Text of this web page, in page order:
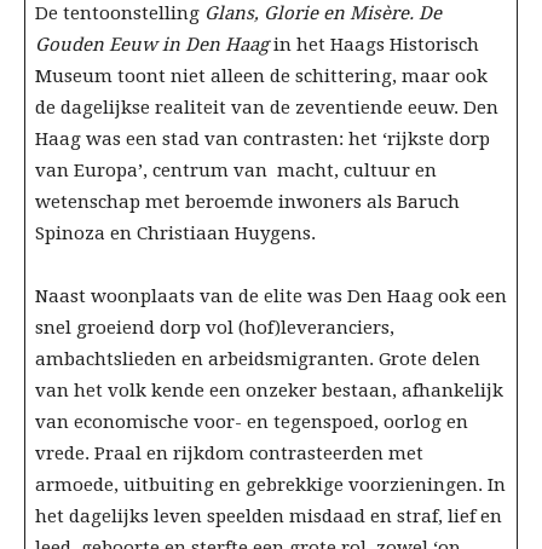
De tentoonstelling Glans, Glorie en Misère. De
Gouden Eeuw in Den Haagin het Haags Historisch
Museum toont niet alleen de schittering, maar ook
de dagelijkse realiteit van de zeventiende eeuw. Den
Haag was een stad van contrasten: het ‘rijkste dorp
van Europa’, centrum van macht, cultuur en
wetenschap met beroemde inwoners als Baruch
Spinoza en Christiaan Huygens.
Naast woonplaats van de elite was Den Haag ook een
snel groeiend dorp vol (hof)leveranciers,
ambachtslieden en arbeidsmigranten. Grote delen
van het volk kende een onzeker bestaan, afhankelijk
van economische voor- en tegenspoed, oorlog en
vrede. Praal en rijkdom contrasteerden met
armoede, uitbuiting en gebrekkige voorzieningen. In
het dagelijks leven speelden misdaad en straf, lief en